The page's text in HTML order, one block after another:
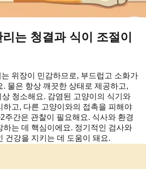
는 청결과 식이 조절이
위장이 민감하므로, 부드럽고 소화가
. 물은 항상 깨끗한 상태로 제공하고,
청소해요. 감염된 고양이의 식기와
하고, 다른 고양이와의 접촉을 피해야
주간은 관찰이 필요해요. 식사와 환경
하는 데 핵심이에요. 정기적인 검사와
건강을 지키는 데 도움이 돼요.